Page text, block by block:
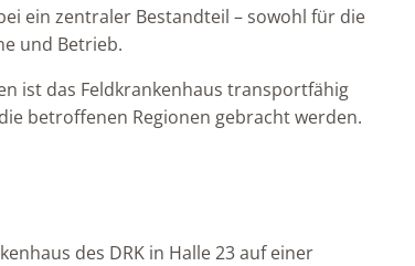
ein zentraler Bestandteil – sowohl für die
und Betrieb.
ist das Feldkrankenhaus transportfähig
betroffenen Regionen gebracht werden.
des DRK in Halle 23 auf einer